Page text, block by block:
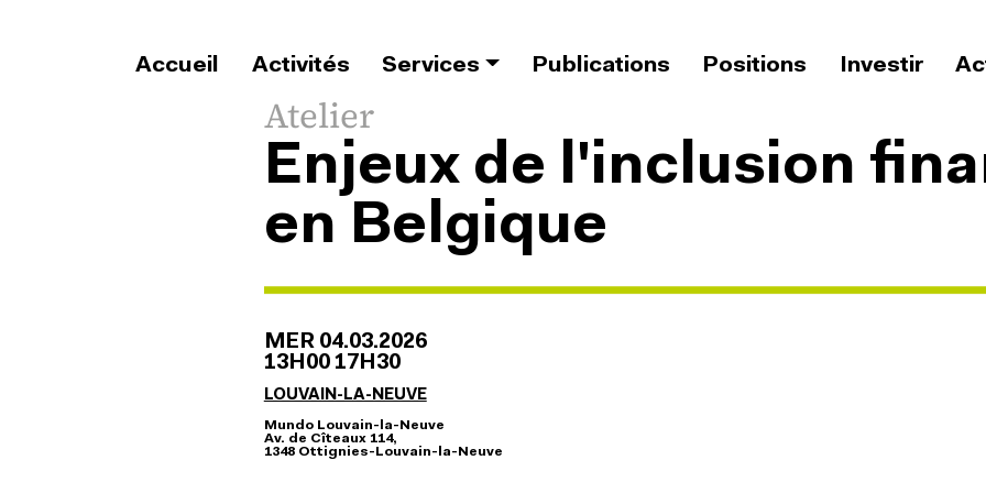
Navigation principale
Accueil Activités Services Publications Positions Investir
Type d'évenement
Atelier
Enjeux de l'inclusion
en Belgique
MER 04.03.2026
13H00 17H30
LOUVAIN-LA-NEUVE
Adresse
Mundo Louvain-la-Neuve
Av. de Cîteaux 114,
1348 Ottignies-Louvain-la-Neuve